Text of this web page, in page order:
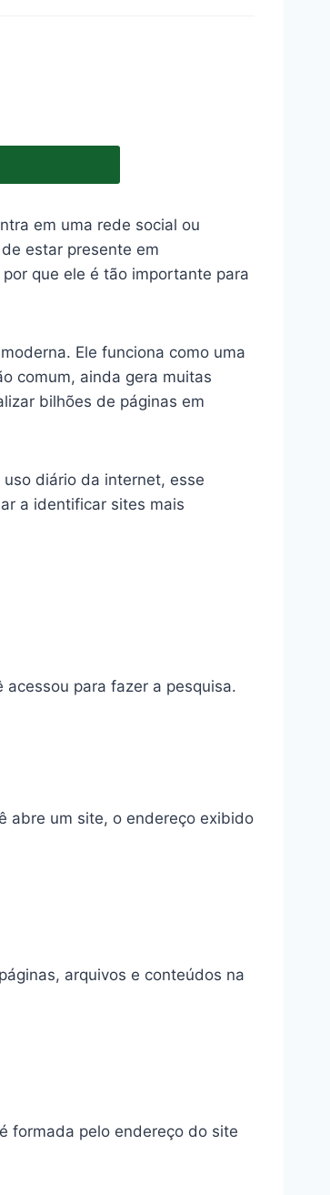
em uma rede social ou
estar presente em
que ele é tão importante para
Ele funciona como uma
comum, ainda gera muitas
bilhões de páginas em
diário da internet, esse
a identificar sites mais
para fazer a pesquisa.
abre um site, o endereço exibido
arquivos e conteúdos na
formada pelo endereço do site